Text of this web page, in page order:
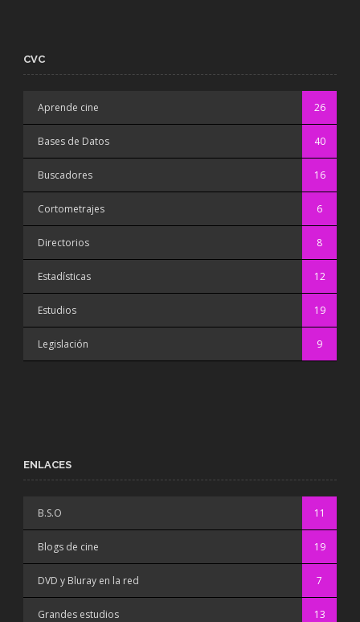
CVC
Aprende cine 26
Bases de Datos 40
Buscadores 16
Cortometrajes 6
Directorios 8
Estadísticas 12
Estudios 19
Legislación 9
ENLACES
B.S.O 11
Blogs de cine 19
DVD y Bluray en la red 7
Grandes estudios 13